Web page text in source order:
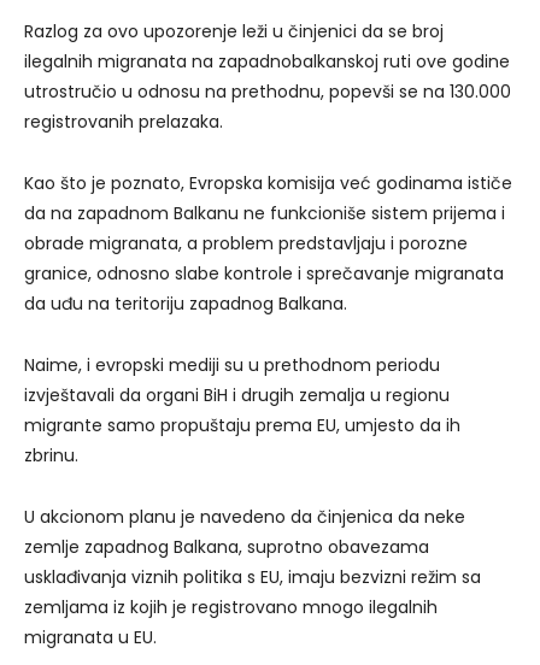
Razlog za ovo upozorenje leži u činjenici da se broj
ilegalnih migranata na zapadnobalkanskoj ruti ove godine
utrostručio u odnosu na prethodnu, popevši se na 130.000
registrovanih prelazaka.
Kao što je poznato, Evropska komisija već godinama ističe
da na zapadnom Balkanu ne funkcioniše sistem prijema i
obrade migranata, a problem predstavljaju i porozne
granice, odnosno slabe kontrole i sprečavanje migranata
da uđu na teritoriju zapadnog Balkana.
Naime, i evropski mediji su u prethodnom periodu
izvještavali da organi BiH i drugih zemalja u regionu
migrante samo propuštaju prema EU, umjesto da ih
zbrinu.
U akcionom planu je navedeno da činjenica da neke
zemlje zapadnog Balkana, suprotno obavezama
usklađivanja viznih politika s EU, imaju bezvizni režim sa
zemljama iz kojih je registrovano mnogo ilegalnih
migranata u EU.